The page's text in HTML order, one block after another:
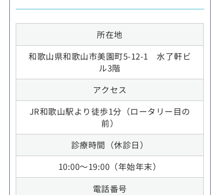
所在地
和歌山県和歌山市美園町5-12-1 水了軒ビ
ル3階
アクセス
JR和歌山駅より徒歩1分（ロータリー目の
前）
診療時間（休診日）
10:00～19:00（年始年末）
電話番号